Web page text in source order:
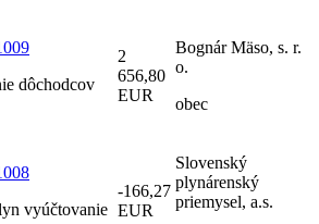
dôchodcov
2
656,80
EUR
Bognár Mäso, s. r.
o.
obec
vyúčtovanie
-166,27
EUR
Slovenský
plynárenský
priemysel, a.s.